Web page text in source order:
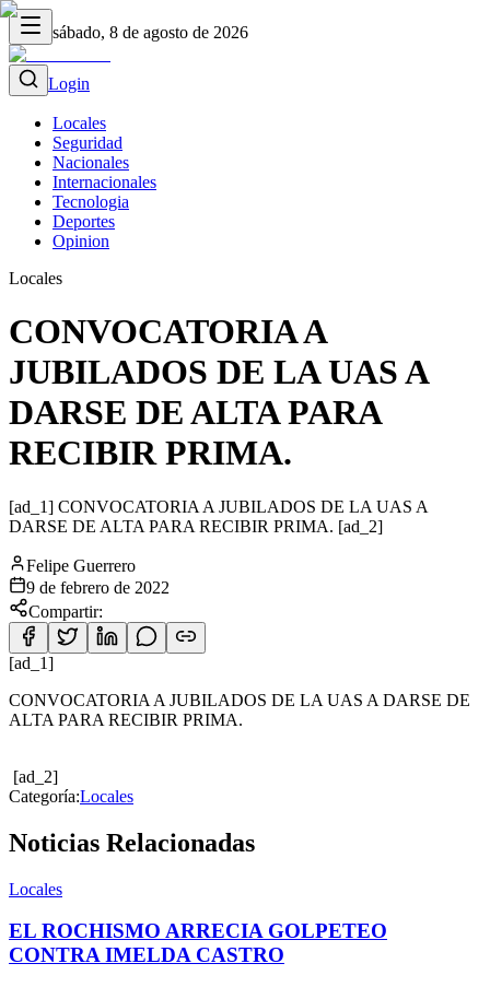
sábado, 8 de agosto de 2026
Login
Locales
Seguridad
Nacionales
Internacionales
Tecnologia
Deportes
Opinion
Locales
CONVOCATORIA A
JUBILADOS DE LA UAS A
DARSE DE ALTA PARA
RECIBIR PRIMA.
[ad_1] CONVOCATORIA A JUBILADOS DE LA UAS A
DARSE DE ALTA PARA RECIBIR PRIMA. [ad_2]
Felipe Guerrero
9 de febrero de 2022
Compartir:
[ad_1]
CONVOCATORIA A JUBILADOS DE LA UAS A DARSE DE
ALTA PARA RECIBIR PRIMA.
[ad_2]
Categoría:Locales
Noticias Relacionadas
Locales
EL ROCHISMO ARRECIA GOLPETEO
CONTRA IMELDA CASTRO